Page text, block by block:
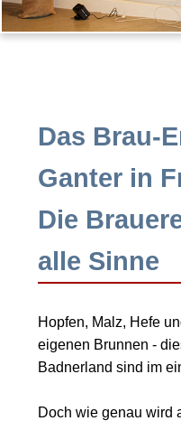
Das Brau-
Ganter in
Die
alle Sinne
Hopfen, Malz, Hefe
eigenen Brunnen -
Badnerland sind im
Doch wie genau wird